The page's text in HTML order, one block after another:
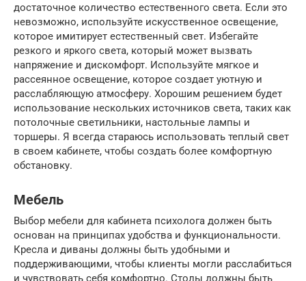
достаточное количество естественного света. Если это
невозможно, используйте искусственное освещение,
которое имитирует естественный свет. Избегайте
резкого и яркого света, который может вызвать
напряжение и дискомфорт. Используйте мягкое и
рассеянное освещение, которое создает уютную и
расслабляющую атмосферу. Хорошим решением будет
использование нескольких источников света, таких как
потолочные светильники, настольные лампы и
торшеры. Я всегда стараюсь использовать теплый свет
в своем кабинете, чтобы создать более комфортную
обстановку.
Мебель
Выбор мебели для кабинета психолога должен быть
основан на принципах удобства и функциональности.
Кресла и диваны должны быть удобными и
поддерживающими, чтобы клиенты могли расслабиться
и чувствовать себя комфортно. Столы должны быть